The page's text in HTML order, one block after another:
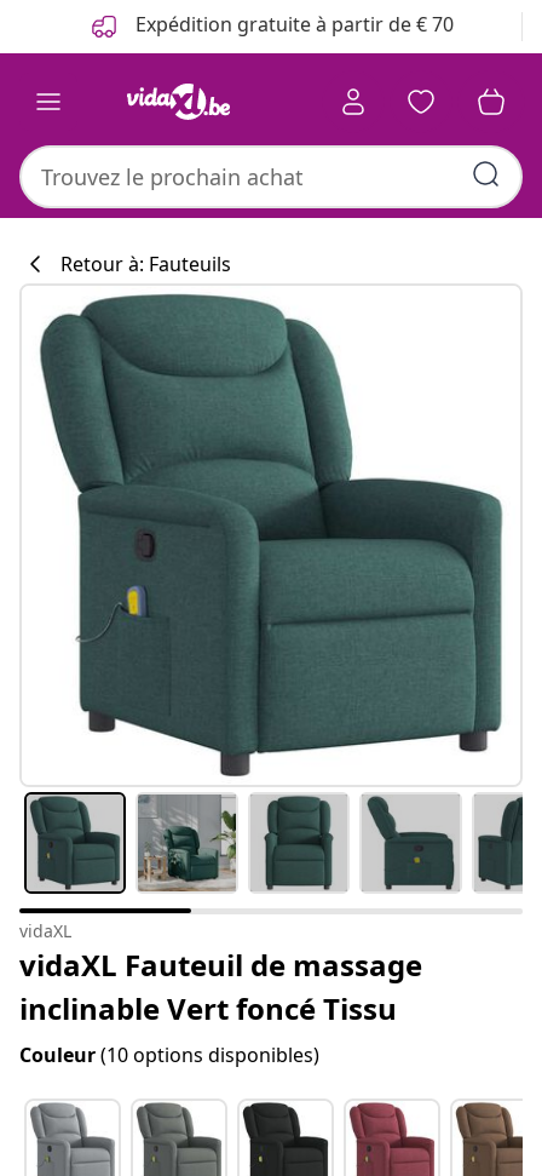
Expédition gratuite à partir de € 70
Retour à: Fauteuils
vidaXL
vidaXL Fauteuil de massage
inclinable Vert foncé Tissu
Couleur(10 options disponibles)